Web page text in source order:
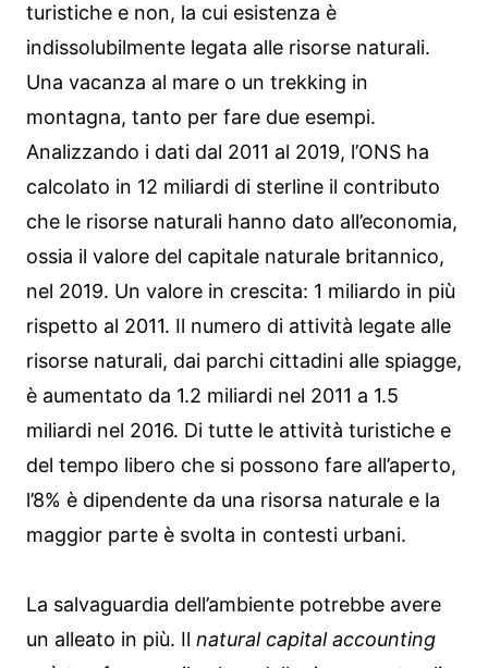
turistiche e non, la cui esistenza è
indissolubilmente legata alle risorse naturali.
Una vacanza al mare o un trekking in
montagna, tanto per fare due esempi.
Analizzando i dati dal 2011 al 2019, l’ONS ha
calcolato in 12 miliardi di sterline il contributo
che le risorse naturali hanno dato all’economia,
ossia il valore del capitale naturale britannico,
nel 2019. Un valore in crescita: 1 miliardo in più
rispetto al 2011. Il numero di attività legate alle
risorse naturali, dai parchi cittadini alle spiagge,
è aumentato da 1.2 miliardi nel 2011 a 1.5
miliardi nel 2016. Di tutte le attività turistiche e
del tempo libero che si possono fare all’aperto,
l’8% è dipendente da una risorsa naturale e la
maggior parte è svolta in contesti urbani.
La salvaguardia dell’ambiente potrebbe avere
un alleato in più. Il natural capital accounting